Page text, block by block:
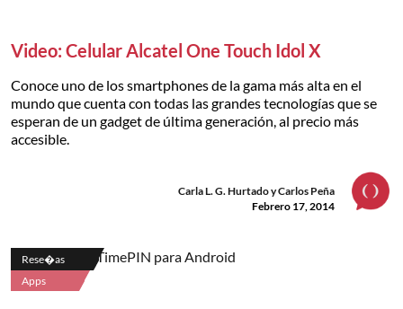
Video: Celular Alcatel One Touch Idol X
Conoce uno de los smartphones de la gama más alta en el
mundo que cuenta con todas las grandes tecnologías que se
esperan de un gadget de última generación, al precio más
accesible.
Carla L. G. Hurtado y Carlos Peña
Febrero 17, 2014
Rese�as
Apps